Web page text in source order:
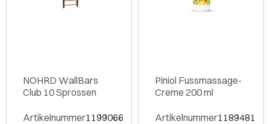
NOHRD WallBars
Club 10 Sprossen
Artikelnummer1199066
Piniol Fussmassage-
Creme 200 ml
Artikelnummer1189481